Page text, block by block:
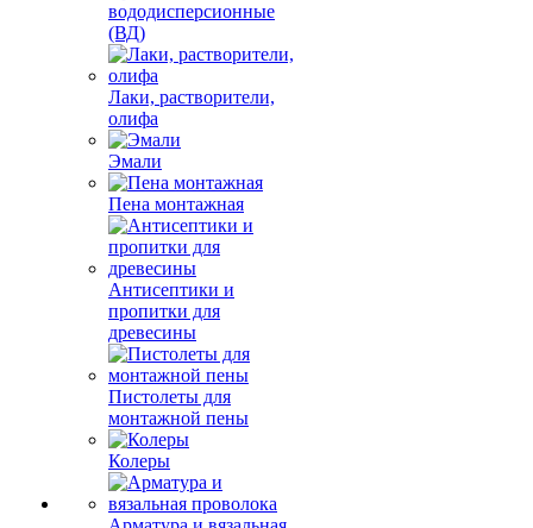
Краски
вододисперсионные
(ВД)
Лаки, растворители,
олифа
Эмали
Пена монтажная
Антисептики и
пропитки для
древесины
Пистолеты для
монтажной пены
Колеры